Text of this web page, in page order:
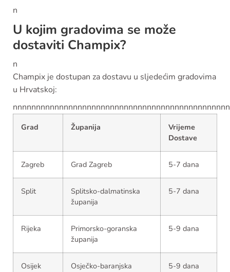
n
U kojim gradovima se može
dostaviti Champix?
n
Champix je dostupan za dostavu u sljedećim gradovima
u Hrvatskoj:
Grad Županija
Vrijeme
Dostave
Zagreb Grad Zagreb 5-7 dana
Split
Splitsko-dalmatinska
županija
5-7 dana
Rijeka
Primorsko-goranska
županija
5-9 dana
Osijek
Osječko-baranjska
5-9 dana